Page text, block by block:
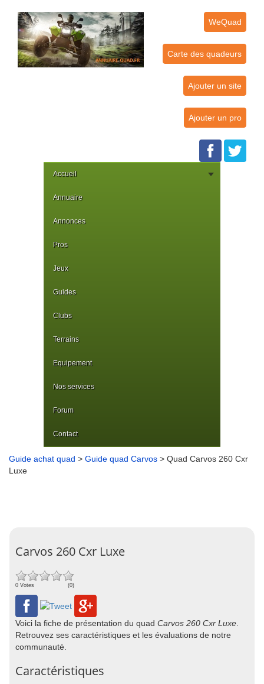
WeQuad
Carte des quadeurs
Ajouter un site
Ajouter un pro
Accueil
Annuaire
Annonces
Pros
Jeux
Guides
Clubs
Terrains
Equipement
Nos services
Forum
Contact
Guide achat quad > Guide quad Carvos > Quad Carvos 260 Cxr
Luxe
Carvos 260 Cxr Luxe
0 Votes (0)
Voici la fiche de présentation du quad Carvos 260 Cxr Luxe
Retrouvez ses caractéristiques et les évaluations de notre
communauté.
Caractéristiques